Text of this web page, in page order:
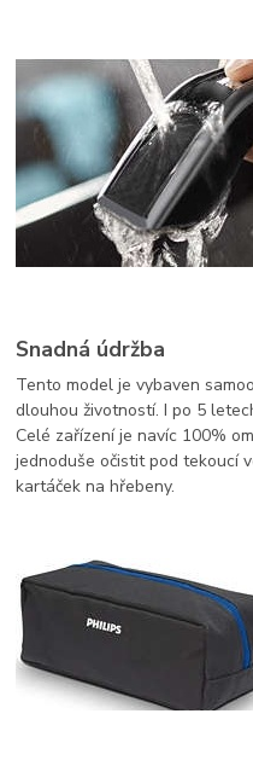
Snadná údržba
Tento model je vybaven
dlouhou životností. I po 5
Celé zařízení je navíc 100%
jednoduše očistit pod tekoucí
kartáček na hřebeny.